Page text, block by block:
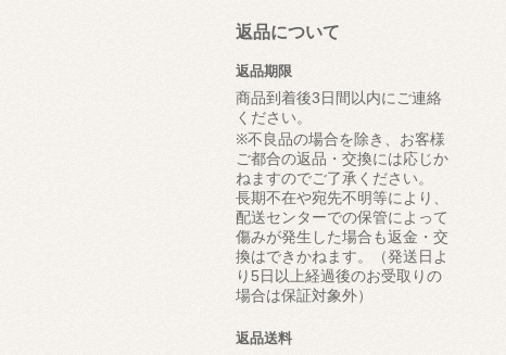
返品について
返品期限
商品到着後3日間以内にご連絡
ください。
※不良品の場合を除き、お客様
ご都合の返品・交換には応じか
ねますのでご了承ください。
長期不在や宛先不明等により、
配送センターでの保管によって
傷みが発生した場合も返金・交
換はできかねます。（発送日よ
り5日以上経過後のお受取りの
場合は保証対象外）
返品送料